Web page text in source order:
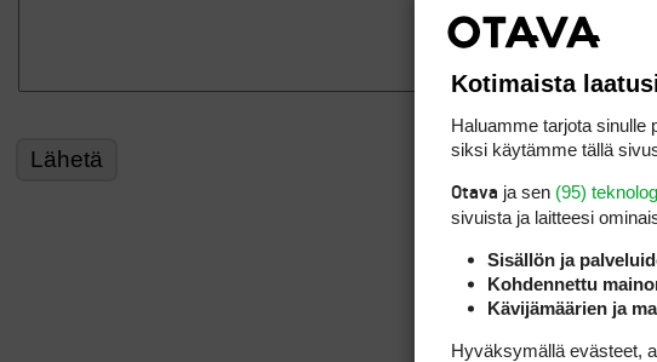
Kotimaista
Haluamme tarjota sinulle
siksi käytämme tällä
Otava ja sen (95)
sivuista ja laitteesi
Sisällön ja
Kohdennettu
Kävijämäärien ja
Hyväksymällä evästeet,